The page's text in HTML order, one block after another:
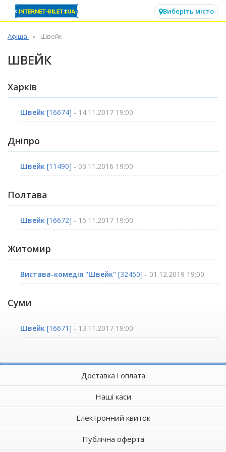
Виберіть місто
Афіша Швейк
ШВЕЙК
Харків
Швейк [16674] - 14.11.2017 19:00
Дніпро
Швейк [11490] - 03.11.2016 19:00
Полтава
Швейк [16672] - 15.11.2017 19:00
Житомир
Вистава-комедія "Швейк" [32450] - 01.12.2019 19:00
Суми
Швейк [16671] - 13.11.2017 19:00
Доставка і оплата
Наші каси
Електронний квиток
Публічна оферта